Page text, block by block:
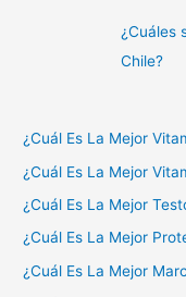
¿Cuáles
Chile?
¿Cuál Es La Mejor
¿Cuál Es La Mejor
¿Cuál Es La Mejor
¿Cuál Es La Mejor
¿Cuál Es La Mejor